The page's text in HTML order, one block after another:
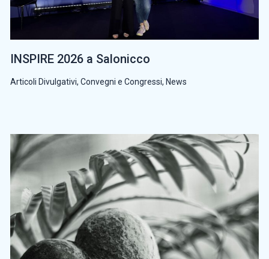
INSPIRE 2026 a Salonicco
Articoli Divulgativi, Convegni e Congressi, News